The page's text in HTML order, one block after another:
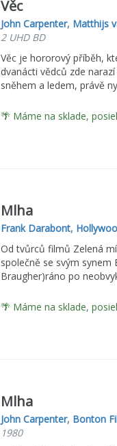
Věc
John Carpenter, Matthijs
2 UHD BD
Věc je hororový příběh,
dvanácti vědců zde
sněhem a ledem, právě
🌴 Máme na sklade,
Mlha
Frank Darabont,
Od tvůrců filmů Zelená
společně se svým
Braugher)ráno po
🌴 Máme na sklade,
Mlha
John Carpenter, Bonton
1980